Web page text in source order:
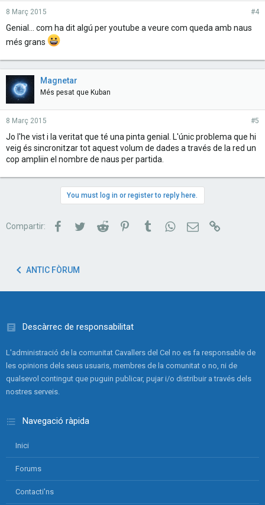
8 Març 2015 #4
Genial... com ha dit algú per youtube a veure com queda amb naus
més grans
Magnetar
Més pesat que Kuban
8 Març 2015 #5
Jo l'he vist i la veritat que té una pinta genial. L'únic problema que hi
veig és sincronitzar tot aquest volum de dades a través de la red un
cop ampliin el nombre de naus per partida.
You must log in or register to reply here.
Compartir: FacebookTwitterReddit PinterestTumblrWhatsAppCorreu electrònic
ANTIC FÒRUM
Descàrrec de responsabilitat
L'administració de la comunitat Cavallers del Cel no es fa responsable de
les opinions dels seus usuaris, membres de la comunitat o no, ni de
qualsevol contingut que puguin publicar, pujar i/o distribuir a través dels
nostres serveis.
Navegació ràpida
Inici
Forums
Contacti'ns